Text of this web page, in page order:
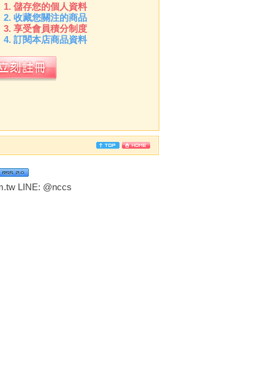
儲存您的個人資料
收藏您關注的商品
享受會員積分制度
訂閱本店商品資料
LINE: @nccs